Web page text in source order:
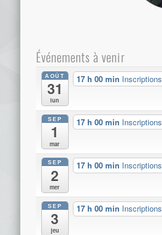
Événements à venir
AOÛT
31
lun
17 h 00 min Inscriptions
SEP
1
mar
17 h 00 min Inscriptions
SEP
2
mer
17 h 00 min Inscriptions
SEP
3
jeu
17 h 00 min Inscriptions